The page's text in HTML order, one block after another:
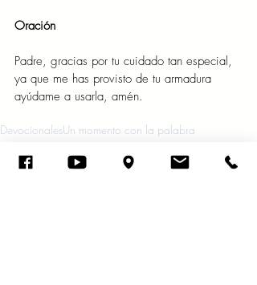
Oración
Padre, gracias por tu cuidado tan especial,
ya que me has provisto de tu armadura
ayúdame a usarla, amén.
DevocionalesUn momento con la palabra
iglesia luz y verdad
Evangelio de Jesús